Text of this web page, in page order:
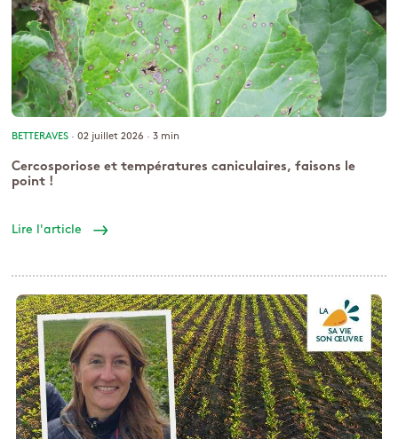
BETTERAVES· 02 juillet 2026 · 3 min
Cercosporiose et températures caniculaires, faisons le
point !
Lire l'article